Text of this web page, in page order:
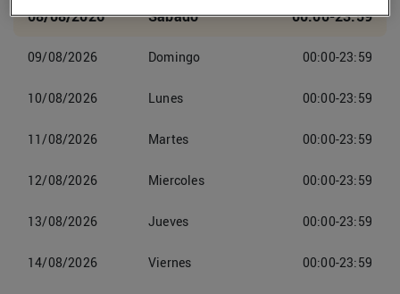
08/08/2026 Sabado 00:00-23:59
09/08/2026 Domingo 00:00-23:59
10/08/2026 Lunes 00:00-23:59
11/08/2026 Martes 00:00-23:59
12/08/2026 Miercoles 00:00-23:59
13/08/2026 Jueves 00:00-23:59
14/08/2026 Viernes 00:00-23:59